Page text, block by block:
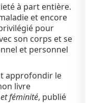
à part entière.
et encore
pour
son corps et se
et personnel
approfondir le
livre
féminité, publié